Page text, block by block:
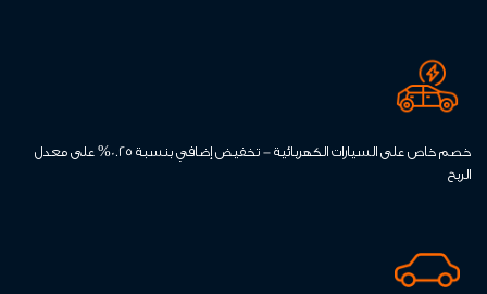
خصم خاص على السيارات الكهربائية - تخفيض إضافي بنسبة 0.25% على معدل
الربح